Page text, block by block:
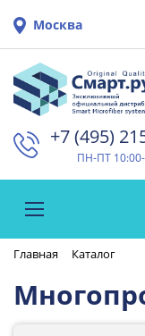
Москва
+7 (495)
ПН-ПТ
Главная Каталог